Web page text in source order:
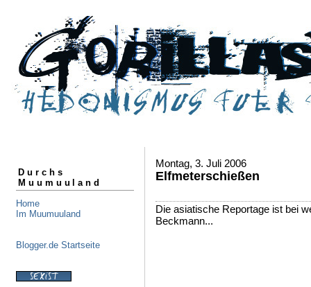
Durchs
Muumuuland
Home
Im Muumuuland
Blogger.de Startseite
Montag, 3. Juli 2006
Elfmeterschießen
Die asiatische Reportage ist bei
Beckmann...